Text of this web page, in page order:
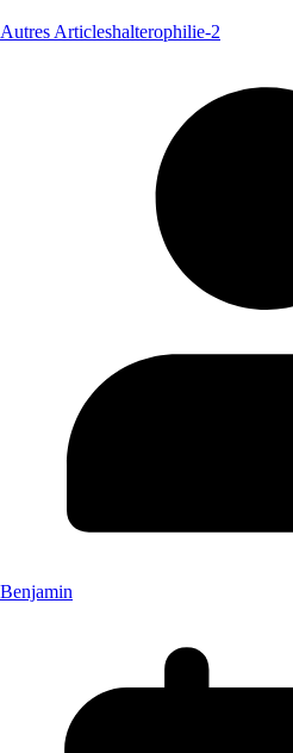
Autres Articleshalterophilie-2
Benjamin